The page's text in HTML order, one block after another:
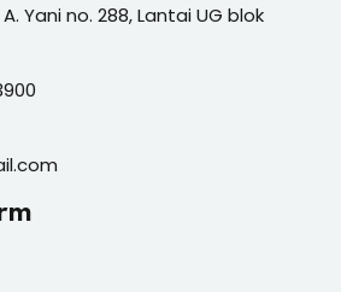
Yani no. 288, Lantai UG blok